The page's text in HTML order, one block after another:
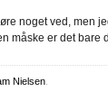
noget ved, men
er det bare
Nielsen